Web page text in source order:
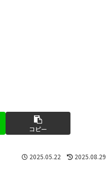
コピー
2025.05.22 2025.08.29